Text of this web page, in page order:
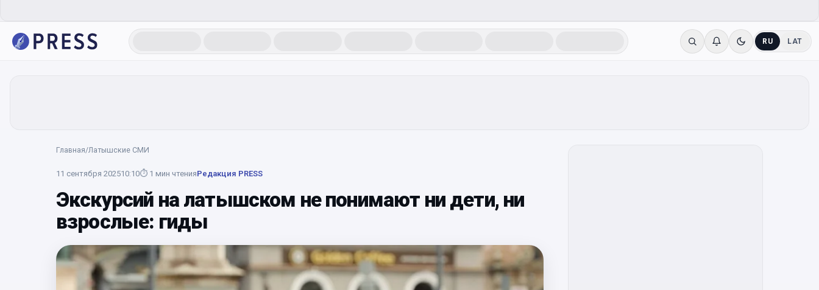
RU LAT
Главная/Латышские СМИ
11 сентября 202510:10⏱ 1 мин чтенияРедакция PRESS
Экскурсий на латышском не понимают ни дети, ни
взрослые: гиды